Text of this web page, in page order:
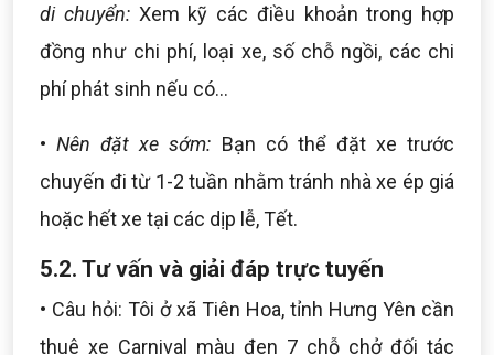
di chuyển:Xem kỹ các điều khoản trong hợp
đồng như chi phí, loại xe, số chỗ ngồi, các chi
phí phát sinh nếu có...
•Nên đặt xe sớm: Bạn có thể đặt xe trước
chuyến đi từ 1-2 tuần nhằm tránh nhà xe ép giá
hoặc hết xe tại các dịp lễ, Tết.
5.2. Tư vấn và giải đáp trực tuyến
• Câu hỏi: Tôi ở xã Tiên Hoa, tỉnh Hưng Yên cần
thuê xe Carnival màu đen 7 chỗ chở đối tác